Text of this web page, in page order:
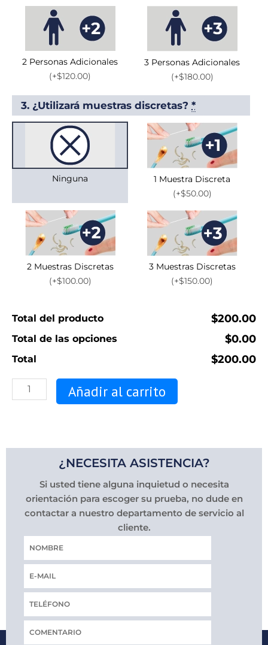
2 Personas Adicionales
(+$120.00)
3 Personas Adicionales
(+$180.00)
3. ¿Utilizará muestras discretas? *
Ninguna
1 Muestra Discreta
(+$50.00)
2 Muestras Discretas
(+$100.00)
3 Muestras Discretas
(+$150.00)
Total del producto $200.00
Total de las opciones $0.00
Total $200.00
Añadir al carrito
¿NECESITA ASISTENCIA?
Si usted tiene alguna inquietud o necesita
orientación para escoger su prueba, no dude en
contactar a nuestro departamento de servicio al
cliente.
Nombre
Correo
Teléfono
COMENTARIO